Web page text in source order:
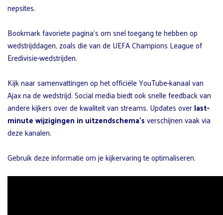
nepsites.
Bookmark favoriete pagina’s om snel toegang te hebben op
wedstrijddagen, zoals die van de UEFA Champions League of
Eredivisie-wedstrijden.
Kijk naar samenvattingen op het officiële YouTube-kanaal van
Ajax na de wedstrijd. Social media biedt ook snelle feedback van
andere kijkers over de kwaliteit van streams. Updates overlast-
minute wijzigingen in uitzendschema’sverschijnen vaak via
deze kanalen.
Gebruik deze informatie om je kijkervaring te optimaliseren.